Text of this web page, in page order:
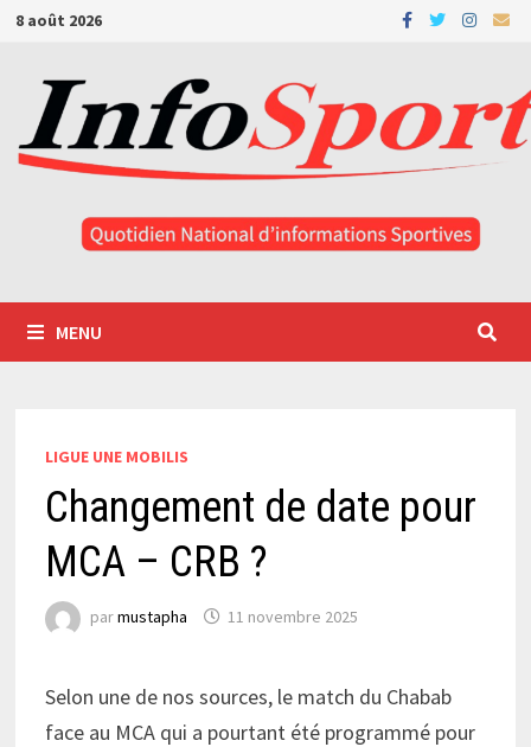
Passer
contenu
8 août 2026
MENU
LIGUE UNE MOBILIS
Changement de date pour
MCA – CRB ?
parmustapha 11 novembre 2025
Selon une de nos sources, le match du Chabab
face au MCA qui a pourtant été programmé pour